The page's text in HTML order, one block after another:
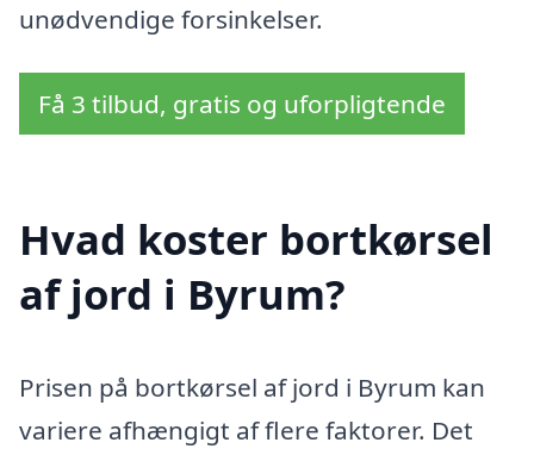
unødvendige forsinkelser.
Få 3 tilbud, gratis og uforpligtende
Hvad koster bortkørsel
af jord i Byrum?
Prisen på bortkørsel af jord i Byrum kan
variere afhængigt af flere faktorer. Det